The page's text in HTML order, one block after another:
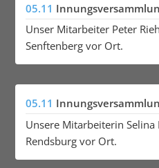
05.11
Unser Mitarbeiter Peter
Senftenberg vor Ort.
05.11
Unsere Mitarbeiterin Selina
Rendsburg vor Ort.